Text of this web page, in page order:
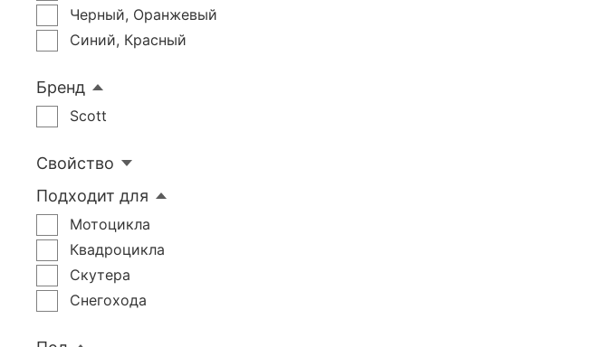
Черный, Оранжевый
Синий, Красный
Бренд
Scott
Свойство
Подходит для
Мотоцикла
Квадроцикла
Скутера
Снегохода